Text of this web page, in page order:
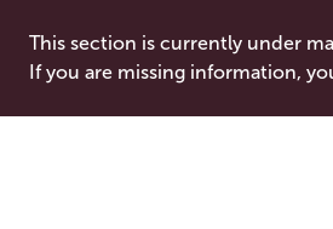
This section is currently under
If you are missing information,